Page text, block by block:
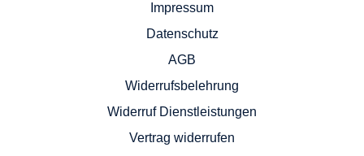
Impressum
Datenschutz
AGB
Widerrufsbelehrung
Widerruf Dienstleistungen
Vertrag widerrufen